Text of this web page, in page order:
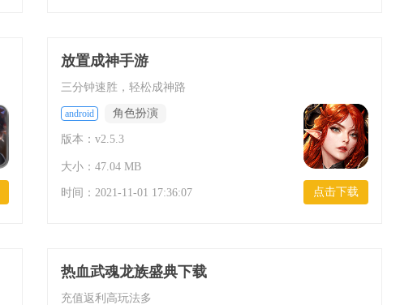
放置成神手游
三分钟速胜，轻松成神路
android 角色扮演
版本：v2.5.3
大小：47.04 MB
时间： 2021-11-01 17:36:07 点击下载
热血武魂龙族盛典下载
充值返利高玩法多